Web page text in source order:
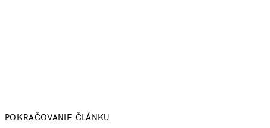
POKRAČOVANIE ČLÁNKU